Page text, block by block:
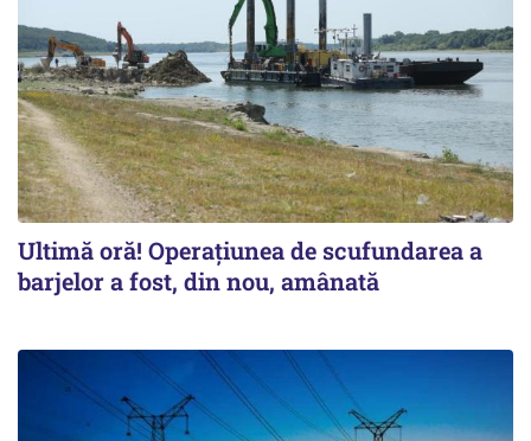
Ultimă oră! Operațiunea de scufundarea a
barjelor a fost, din nou, amânată